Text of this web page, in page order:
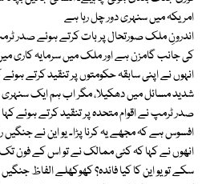
امریکہ میں سنہری دور چل رہا ہے
اندرونِ ملک صورتحال پر بات کرتے ہوئے صدر
کی جانب گامزن ہے اور ملک میں سرمایہ کاری
انہوں نے اپنی سابقہ حکومتوں پر تنقید کرتے
شدید مسائل میں دھکیلا، مگر اب ہم ایک
صدر ٹرمپ نے اقوام متحدہ پر تنقید کرتے ہوئے کہا
افسوس ہے کہ مجھے یہ کرنا پڑا۔ یو این نے
انھوں نے کہا کہ کئی ممالک نے تو اس کے فون تک
سکے تو یو این کا کیا فائدہ؟ کھوکھلے الفاظ